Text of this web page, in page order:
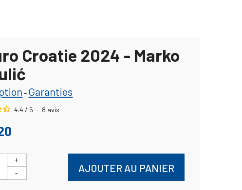
Croatie 2024 - Marko
- Garanties
4.4 / 5 - 8 avis
AJOUTER AU PANIER